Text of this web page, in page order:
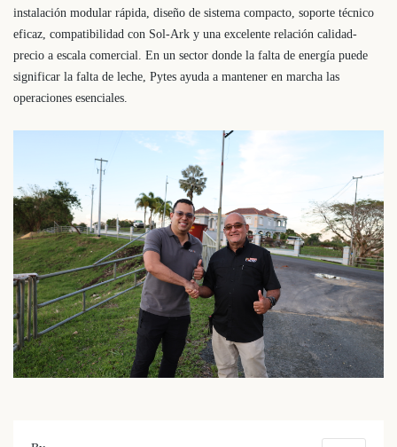
instalación modular rápida, diseño de sistema compacto, soporte técnico
eficaz, compatibilidad con Sol-Ark y una excelente relación calidad-
precio a escala comercial. En un sector donde la falta de energía puede
significar la falta de leche, Pytes ayuda a mantener en marcha las
operaciones esenciales.